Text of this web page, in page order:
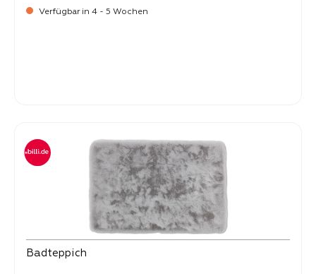
Verfügbar in 4 - 5 Wochen
Badteppich